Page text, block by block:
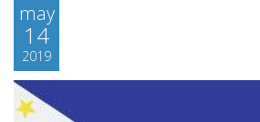
may
14
2019